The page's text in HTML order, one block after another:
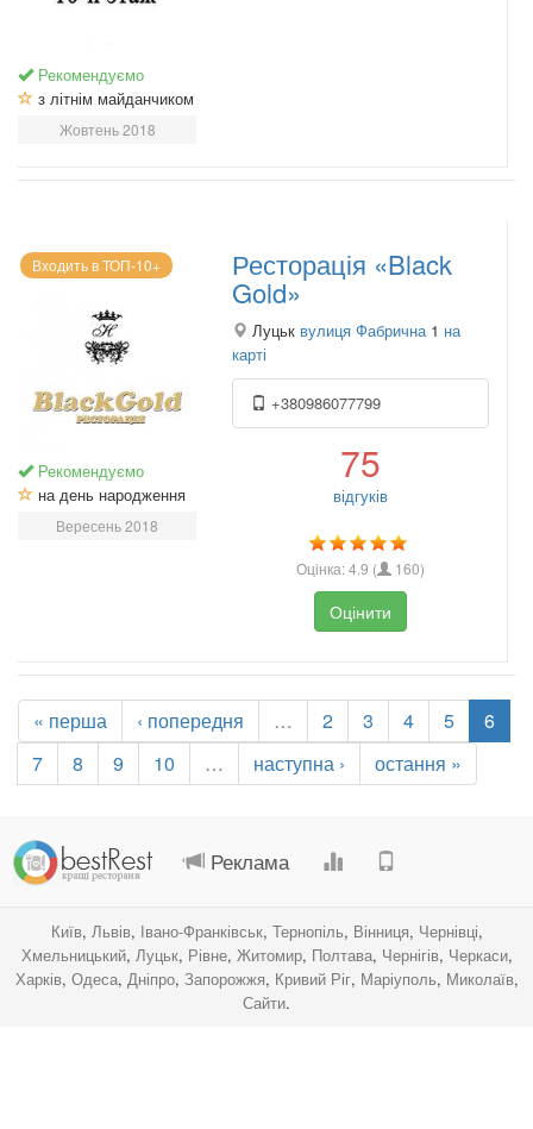
Рекомендуємо
з літнім майданчиком
Жовтень 2018
Входить в ТОП-10+
Рекомендуємо
на день народження
Вересень 2018
Ресторація «Black
Gold»
Луцьк вулиця Фабрична 1 на
карті
+380986077799
75
відгуків
Оцінка:4.9 ( 160)
Оцінити
« перша ‹ попередня … 2 3 4 5
6
7
8 9 10 … наступна › остання »
Реклама
Київ, Львів, Івано-Франківськ, Тернопіль, Вінниця, Чернівці,
Хмельницький, Луцьк, Рівне, Житомир, Полтава, Чернігів, Черкаси,
Харків, Одеса, Дніпро, Запорожжя, Кривий Ріг, Маріуполь, Миколаїв,
Сайти.